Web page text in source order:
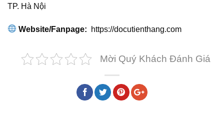
TP. Hà Nội
Website/Fanpage: https://docutienthang.com
Mời Quý Khách Đánh Giá